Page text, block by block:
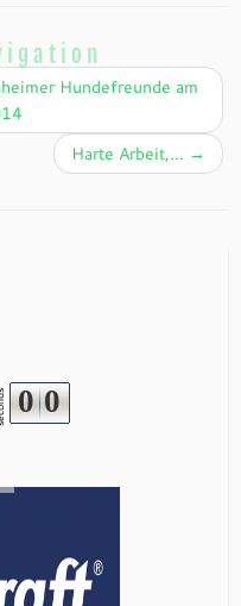
Hundefreunde am
Harte Arbeit,… →
0 0